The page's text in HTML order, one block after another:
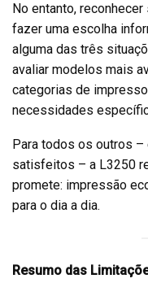
No entanto,
fazer uma escolha
alguma das três
avaliar modelos mais
categorias de
necessidades
Para todos os outros
satisfeitos – a L3250
promete: impressão
para o dia a dia.
Resumo das